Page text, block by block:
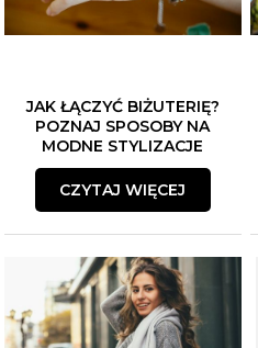
JAK ŁĄCZYĆ BIŻUTERIĘ?
POZNAJ SPOSOBY NA
MODNE STYLIZACJE
CZYTAJ WIĘCEJ